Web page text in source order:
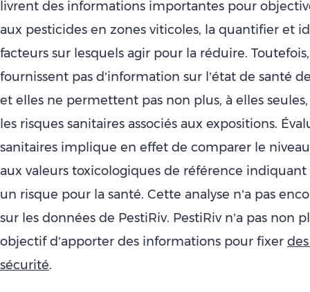
livrent des informations importantes pour
aux pesticides en zones viticoles, la quantifier et
facteurs sur lesquels agir pour la réduire.
fournissent pas d’information sur l’état de santé
et elles ne permettent pas non plus, à elles
les risques sanitaires associés aux expositions.
sanitaires implique en effet de comparer le
aux valeurs toxicologiques de référence indiquant
un risque pour la santé. Cette analyse n’a pas
sur les données de PestiRiv. PestiRiv n’a pas non
objectif d’apporter des informations pour fixer
sécurité.